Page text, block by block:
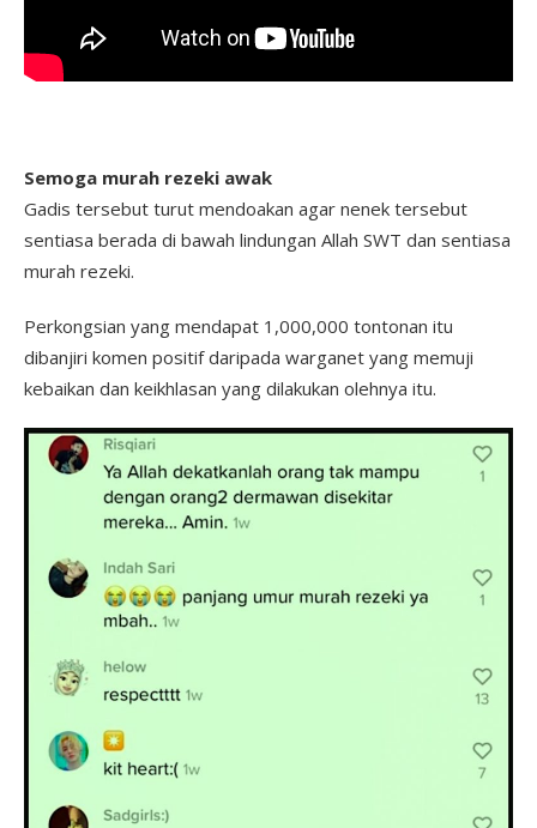
Semoga murah rezeki awak
Gadis tersebut turut mendoakan agar nenek tersebut
sentiasa berada di bawah lindungan Allah SWT dan sentiasa
murah rezeki.
Perkongsian yang mendapat 1,000,000 tontonan itu
dibanjiri komen positif daripada warganet yang memuji
kebaikan dan keikhlasan yang dilakukan olehnya itu.